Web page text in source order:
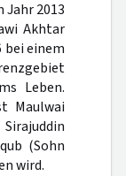
2013
Akhtar
bei einem
Leben.
Maulwai
(Sohn
wird.